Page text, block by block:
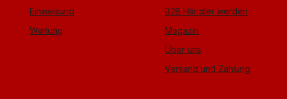
Einweisung
Wartung
B2B Händler werden
Magazin
Über uns
Versand und Zahlung